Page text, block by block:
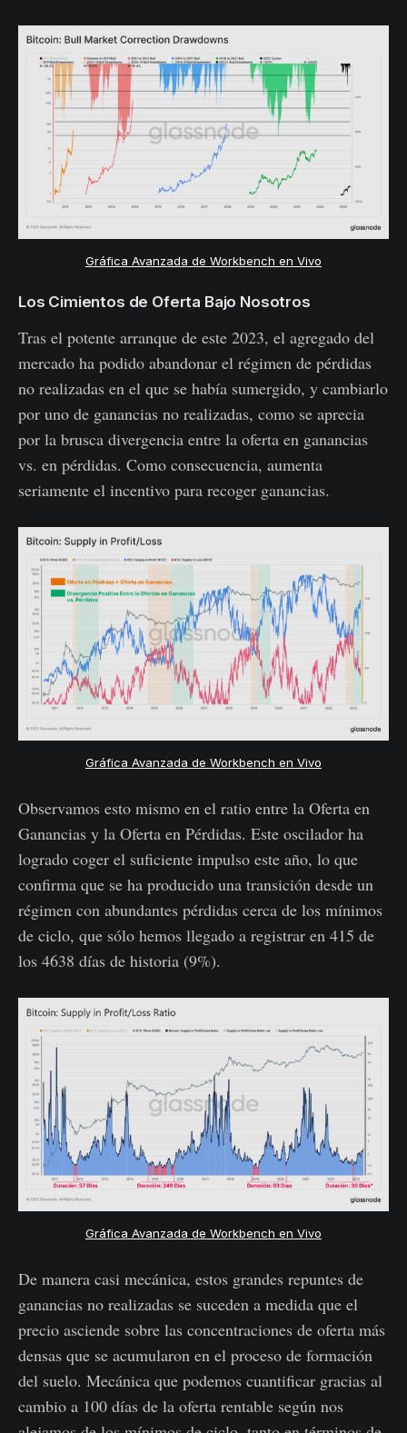
Gráfica Avanzada de Workbench en Vivo
Los Cimientos de Oferta Bajo Nosotros
Tras el potente arranque de este 2023, el agregado del
mercado ha podido abandonar el régimen de pérdidas
no realizadas en el que se había sumergido, y cambiarlo
por uno de ganancias no realizadas, como se aprecia
por la brusca divergencia entre la oferta en ganancias
vs. en pérdidas. Como consecuencia, aumenta
seriamente el incentivo para recoger ganancias.
Gráfica Avanzada de Workbench en Vivo
Observamos esto mismo en el ratio entre la Oferta en
Ganancias y la Oferta en Pérdidas. Este oscilador ha
logrado coger el suficiente impulso este año, lo que
confirma que se ha producido una transición desde un
régimen con abundantes pérdidas cerca de los mínimos
de ciclo, que sólo hemos llegado a registrar en 415 de
los 4638 días de historia (9%).
Gráfica Avanzada de Workbench en Vivo
De manera casi mecánica, estos grandes repuntes de
ganancias no realizadas se suceden a medida que el
precio asciende sobre las concentraciones de oferta más
densas que se acumularon en el proceso de formación
del suelo. Mecánica que podemos cuantificar gracias al
cambio a 100 días de la oferta rentable según nos